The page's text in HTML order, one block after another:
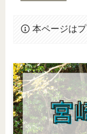
本ページは